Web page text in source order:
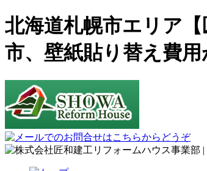
北海道札幌市エリア
市、壁紙貼り替え費